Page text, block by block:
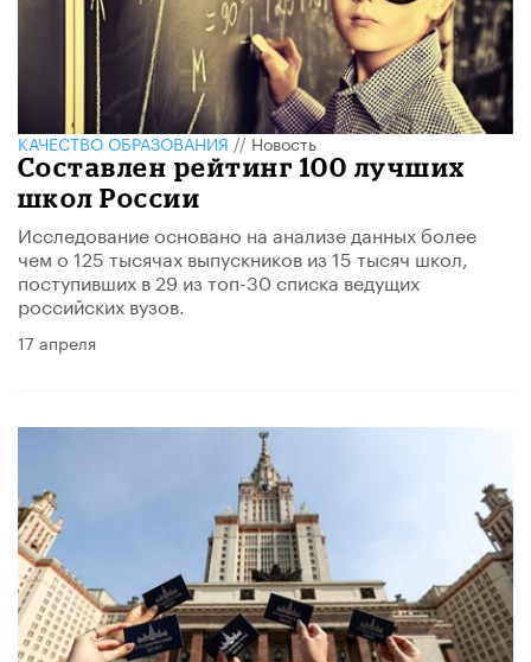
КАЧЕСТВО ОБРАЗОВАНИЯ//Новость
Составлен рейтинг 100 лучших
школ России
Исследование основано на анализе данных более
чем о 125 тысячах выпускников из 15 тысяч школ,
поступивших в 29 из топ-30 списка ведущих
российских вузов.
17 апреля